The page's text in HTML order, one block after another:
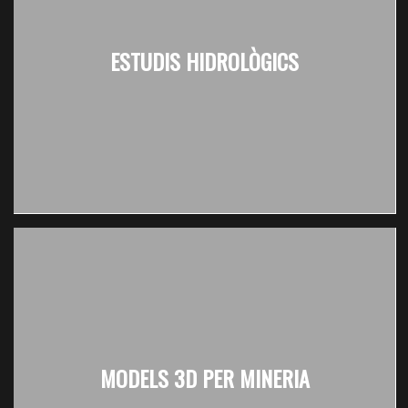
ESTUDIS HIDROLÒGICS
MODELS 3D PER MINERIA